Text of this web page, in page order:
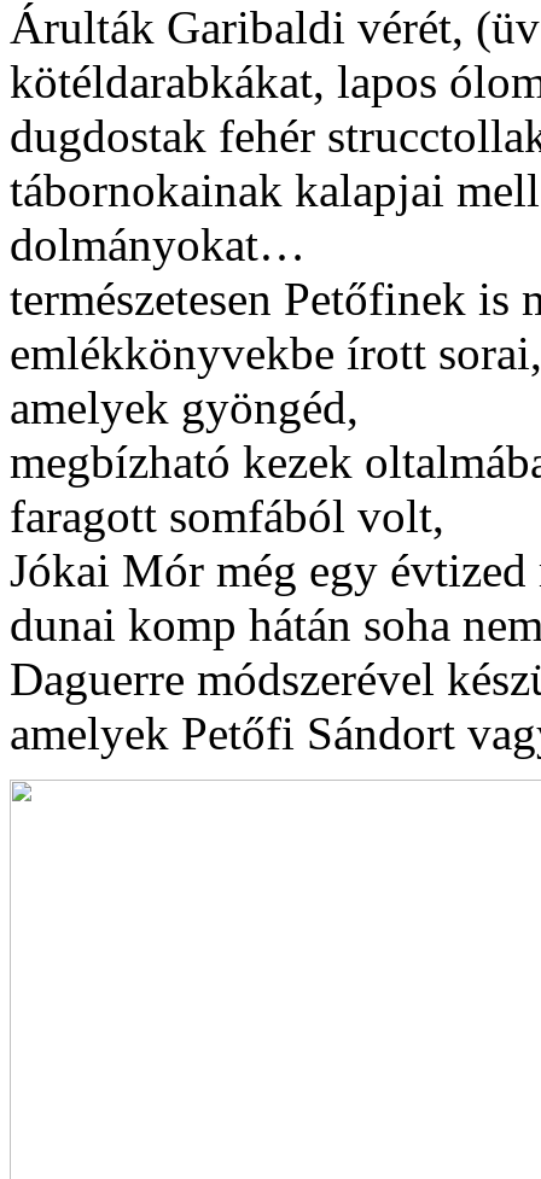
Árulták Garibaldi vérét,
kötéldarabkákat, lapos
dugdostak fehér
tábornokainak kalapjai
dolmányokat…
természetesen Petőfinek is
emlékkönyvekbe írott
amelyek gyöngéd,
megbízható kezek
faragott somfából volt,
Jókai Mór még egy
dunai komp hátán soha
Daguerre módszerével
amelyek Petőfi Sándort